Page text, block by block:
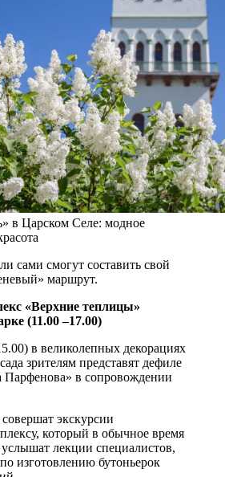
в Царском Селе: модное
сами смогут составить свой
маршрут.
«Верхние теплицы»
(11.00 –17.00)
в великолепных декорациях
зрителям представят дефиле
Парфенова» в сопровождении
экскурсии
который в обычное время
лекции специалистов,
изготовлению бутоньерок